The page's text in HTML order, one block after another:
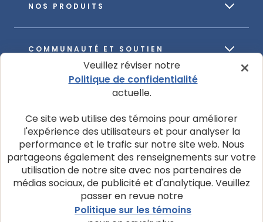
NOS PRODUITS
COMMUNAUTÉ ET SOUTIEN
À PROPOS DE NOTRE ENTREPRISE
© 2026 La société Blue Buffalo ltée
Politique de confidentialité
Avis d’utilisation de témoins
Personnaliser les paramètres des témoins
Veuillez réviser notre
Politique de confidentialité
actuelle.
Ce site web utilise des témoins pour améliorer
l'expérience des utilisateurs et pour analyser la
performance et le trafic sur notre site web. Nous
partageons également des renseignements sur votre
utilisation de notre site avec nos partenaires de
médias sociaux, de publicité et d'analytique. Veuillez
passer en revue notre
Politique sur les témoins